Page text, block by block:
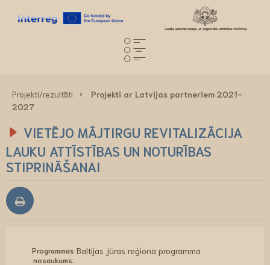
Projekti/rezultāti
Projekti ar Latvijas partneriem 2021-
2027
VIETĒJO MĀJTIRGU REVITALIZĀCIJA
LAUKU ATTĪSTĪBAS UN NOTURĪBAS
STIPRINĀŠANAI
Programmas
nosaukums:
Baltijas jūras reģiona programma